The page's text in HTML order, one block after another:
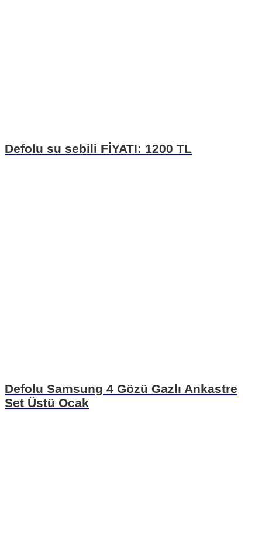
Defolu su sebili FİYATI: 1200 TL
Defolu Samsung 4 Gözü Gazlı Ankastre
Set Üstü Ocak